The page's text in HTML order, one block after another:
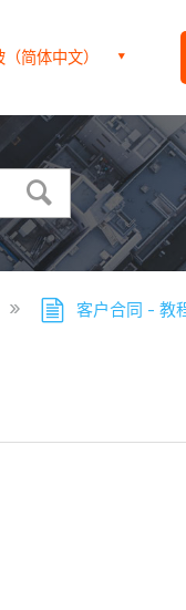
简体中文）
客户合同 - 教